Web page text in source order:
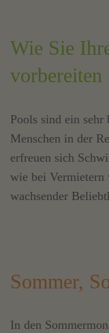
Wie Sie
vorbereiten
Pools sind ein
Menschen in der
erfreuen sich
wie bei Vermietern
wachsender
Sommer,
In den